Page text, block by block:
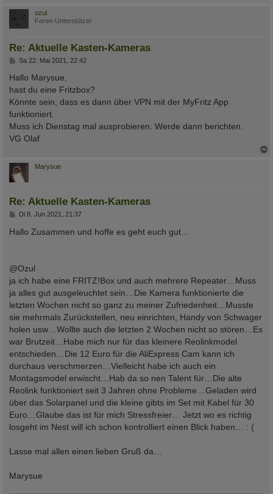
ozul
Foren-Unterstützer
Re: Aktuelle Kasten-Kameras
B
i
r
a
g
Sa 22. Mai 2021, 22:42
Hallo Marysue,
hast du eine Fritzbox?
Könnte sein, dass es dann über VPN mit der MyFritz App
funktioniert.
Muss ich Dienstag mal ausprobieren. Werde dann berichten.
VG Olaf
Marysue
Re: Aktuelle Kasten-Kameras
B
i
t
Di 8. Jun 2021, 21:37
Hallo Zusammen und hoffe es geht euch gut…
@Ozul
ja ich habe eine FRITZ!Box und auch mehrere Repeater…Muss
ja alles gut ausgeleuchtet sein…Die Kamera funktionierte die
letzten Wochen nicht so ganz zu meiner Zufriedenheit…Musste
sie mehrmals Zurückstellen, neu einrichten, Handy von Schwager
holen usw…Wollte auch die letzten 2 Wochen nicht so stören…Es
war Brutzeit…Habe mich nur für das kleinere Reolinkmodel
entschieden…Die 12 Euro für die AliExpress Cam kann ich
durchaus verschmerzen…Vielleicht habe ich auch ein
Montagsmodel erwischt…Hab da so nen Talent für…Die alte
Reolink funktioniert seit 3 Jahren ohne Probleme…Geladen wird
über das Solarpanel und die kleine gibts im Set mit Kabel für 30
Euro…Glaube das ist für mich Stressfreier… Jetzt wo es richtig
losgeht im Nest will ich schon kontrolliert einen Blick haben… : (
Lasse mal allen einen lieben Gruß da…
Marysue